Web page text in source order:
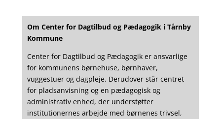
Om Center for Dagtilbud og Pædagogiki Tårnby
Kommune
Center for Dagtilbud og Pædagogik er ansvarlige
for kommunens børnehuse, børnhaver,
vuggestuer og dagpleje. Derudover står centret
for pladsanvisning og en pædagogisk og
administrativ enhed, der understøtter
institutionernes arbejde med børnenes trivsel,